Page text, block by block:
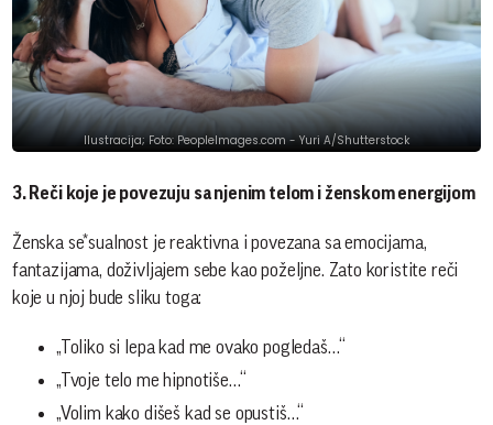
Ilustracija; Foto: PeopleImages.com - Yuri A/Shutterstock
3. Reči koje je povezuju sa njenim telom i ženskom energijom
Ženska se*sualnost je reaktivna i povezana sa emocijama,
fantazijama, doživljajem sebe kao poželjne. Zato koristite reči
koje u njoj bude sliku toga:
„Toliko si lepa kad me ovako pogledaš…“
„Tvoje telo me hipnotiše…“
„Volim kako dišeš kad se opustiš…“